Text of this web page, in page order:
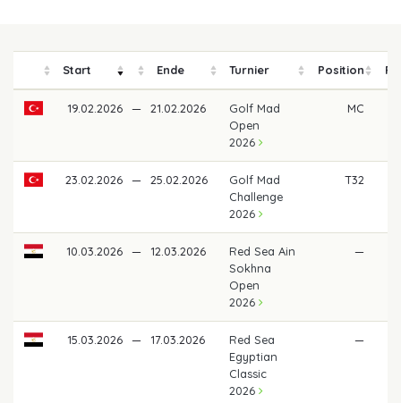
Start Ende Turnier Position
19.02.2026 — 21.02.2026
Golf Mad
Open
2026
MC
23.02.2026 — 25.02.2026
Golf Mad
Challenge
2026
T32
10.03.2026 — 12.03.2026
Red Sea Ain
Sokhna
Open
2026
—
15.03.2026 — 17.03.2026
Red Sea
Egyptian
Classic
2026
—